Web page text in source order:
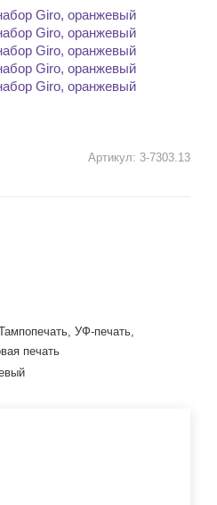
Артикул: 3-7303.13
УФ-печать,
печать